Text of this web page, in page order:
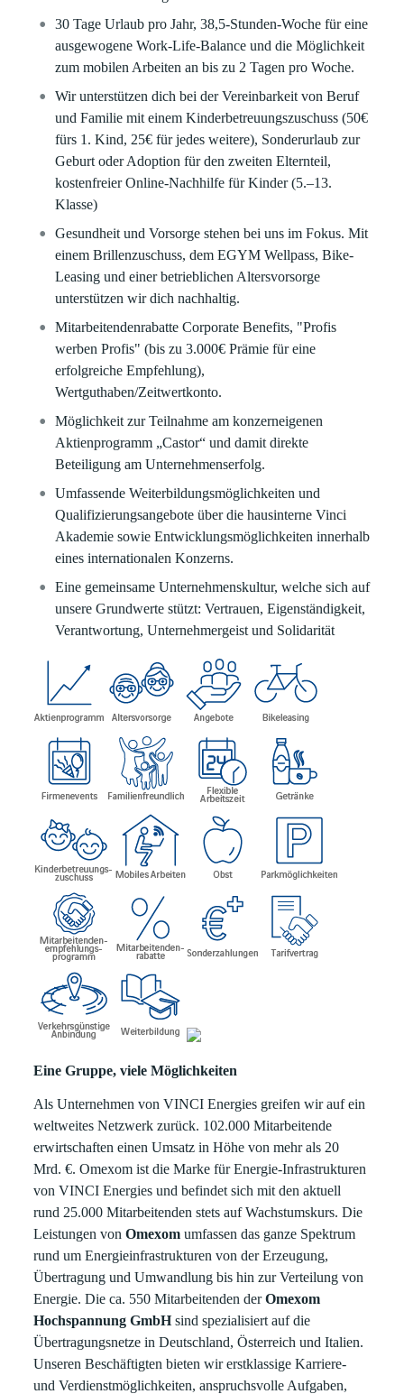
30 Tage Urlaub pro Jahr, 38,5-Stunden-Woche für eine
ausgewogene Work-Life-Balance und die Möglichkeit
zum mobilen Arbeiten an bis zu 2 Tagen pro Woche.
Wir unterstützen dich bei der Vereinbarkeit von Beruf
und Familie mit einem Kinderbetreuungszuschuss (50€
fürs 1. Kind, 25€ für jedes weitere), Sonderurlaub zur
Geburt oder Adoption für den zweiten Elternteil,
kostenfreier Online-Nachhilfe für Kinder (5.–13.
Klasse)
Gesundheit und Vorsorge stehen bei uns im Fokus. Mit
einem Brillenzuschuss, dem EGYM Wellpass, Bike-
Leasing und einer betrieblichen Altersvorsorge
unterstützen wir dich nachhaltig.
Mitarbeitendenrabatte Corporate Benefits, "Profis
werben Profis" (bis zu 3.000€ Prämie für eine
erfolgreiche Empfehlung),
Wertguthaben/Zeitwertkonto.
Möglichkeit zur Teilnahme am konzerneigenen
Aktienprogramm „Castor“ und damit direkte
Beteiligung am Unternehmenserfolg.
Umfassende Weiterbildungsmöglichkeiten und
Qualifizierungsangebote über die hausinterne Vinci
Akademie sowie Entwicklungsmöglichkeiten innerhalb
eines internationalen Konzerns.
Eine gemeinsame Unternehmenskultur, welche sich auf
unsere Grundwerte stützt: Vertrauen, Eigenständigkeit,
Verantwortung, Unternehmergeist und Solidarität
Eine Gruppe, viele Möglichkeiten
Als Unternehmen von VINCI Energies greifen wir auf ein
weltweites Netzwerk zurück. 102.000 Mitarbeitende
erwirtschaften einen Umsatz in Höhe von mehr als 20
Mrd. €. Omexom ist die Marke für Energie-Infrastrukturen
von VINCI Energies und befindet sich mit den aktuell
rund 25.000 Mitarbeitenden stets auf Wachstumskurs. Die
Leistungen vonOmexom umfassen das ganze Spektrum
rund um Energieinfrastrukturen von der Erzeugung,
Übertragung und Umwandlung bis hin zur Verteilung von
Energie. Die ca. 550 Mitarbeitenden derOmexom
Hochspannung GmbHsind spezialisiert auf die
Übertragungsnetze in Deutschland, Österreich und Italien.
Unseren Beschäftigten bieten wir erstklassige Karriere-
und Verdienstmöglichkeiten, anspruchsvolle Aufgaben,